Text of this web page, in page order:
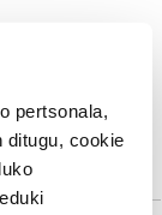
pertsonala,
ditugu, cookie